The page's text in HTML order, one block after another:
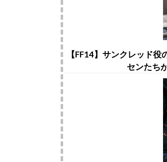
【FF14】サンクレッド
センたち